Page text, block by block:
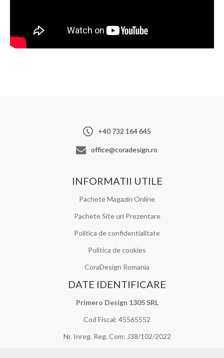
15 € / luna (la plata pe luna)
11 € / luna (la plata pe 1 an)
+40 732 164 645
office@coradesign.ro
INFORMATII UTILE
Pachete Magazin Online
Pachete Site uri Prezentare
Politica de confidentialitate
Politica de cookies
CoraDesign Romania
DATE IDENTIFICARE
Primero Design 1305 SRL
Cod Fiscal: 45565552
Nr. Inreg. Reg. Com: J38/102/2022